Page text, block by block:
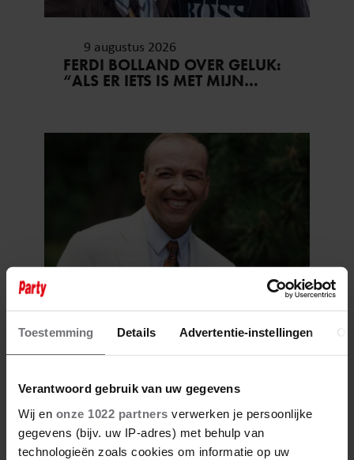
Toestemming Details Advertentie-instellingen
Verantwoord gebruik van uw gegevens
Wij en onze 1022 partners verwerken je persoonlijke
gegevens (bijv. uw IP-adres) met behulp van
technologieën zoals cookies om informatie op uw
9 augustus 2026
FERDI BOLLAND OVER GELUK:
“ALS ER IETS IS MET MIJN
6 augustus 2026
JAMAI REAGEERT OP
OVERLIJDEN JERNEY
KAAGMAN (79): ‘DAT
VERGETEN’